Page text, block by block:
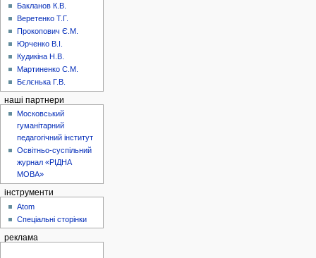
Бакланов К.В.
Веретенко Т.Г.
Прокопович Є.М.
Юрченко В.І.
Кудикіна Н.В.
Мартиненко С.М.
Бєлєнька Г.В.
наші партнери
Московський
гуманітарний
педагогічний інститут
Освітньо-суспільний
журнал «РІДНА
МОВА»
інструменти
Atom
Спеціальні сторінки
реклама